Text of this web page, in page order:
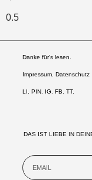
Danke für’s lesen.
Impressum. Datenschutz
LI. PIN. IG. FB. TT.
DAS IST LIEBE IN